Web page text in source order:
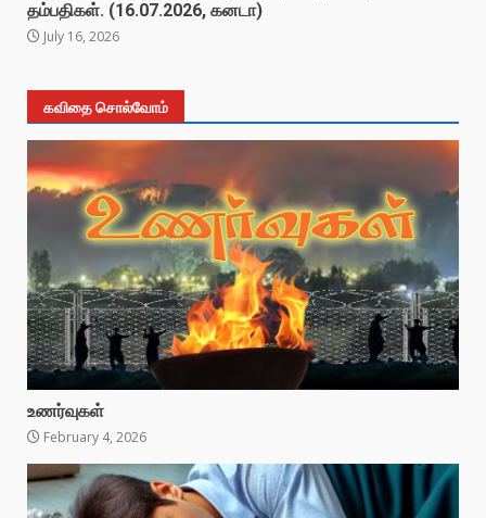
தம்பதிகள். (16.07.2026, கனடா)
July 16, 2026
கவிதை சொல்வோம்
உணர்வுகள்
February 4, 2026